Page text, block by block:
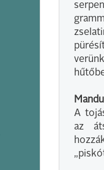
A
az